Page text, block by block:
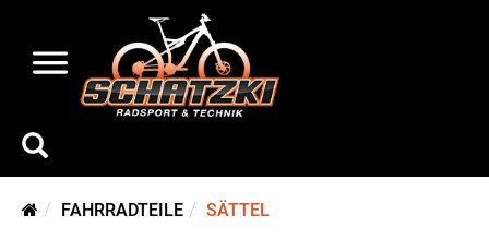
FAHRRADTEILE SÄTTEL